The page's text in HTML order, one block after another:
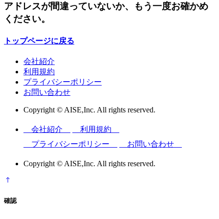
アドレスが間違っていないか、もう一度お確かめ
ください。
トップページに戻る
会社紹介
利用規約
プライバシーポリシー
お問い合わせ
Copyright © AISE,Inc. All rights reserved.
会社紹介
利用規約
プライバシーポリシー
お問い合わせ
Copyright © AISE,Inc. All rights reserved.
確認